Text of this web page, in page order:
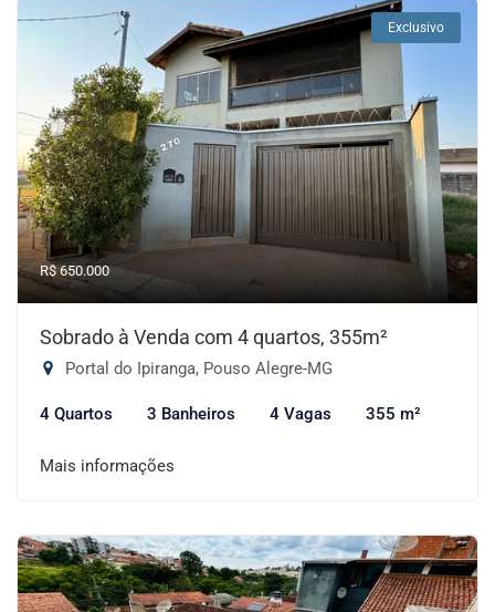
Exclusivo
R$ 650.000
Sobrado à Venda com 4 quartos, 355m²
Portal do Ipiranga, Pouso Alegre-MG
4 Quartos 3 Banheiros 4 Vagas 355 m²
Mais informações